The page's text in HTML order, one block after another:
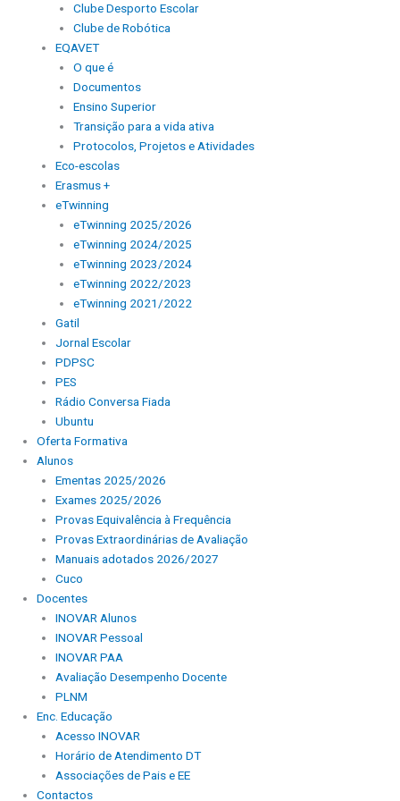
Clube Desporto Escolar
Clube de Robótica
EQAVET
O que é
Documentos
Ensino Superior
Transição para a vida ativa
Protocolos, Projetos e Atividades
Eco-escolas
Erasmus +
eTwinning
eTwinning 2025/2026
eTwinning 2024/2025
eTwinning 2023/2024
eTwinning 2022/2023
eTwinning 2021/2022
Gatil
Jornal Escolar
PDPSC
PES
Rádio Conversa Fiada
Ubuntu
Oferta Formativa
Alunos
Ementas 2025/2026
Exames 2025/2026
Provas Equivalência à Frequência
Provas Extraordinárias de Avaliação
Manuais adotados 2026/2027
Cuco
Docentes
INOVAR Alunos
INOVAR Pessoal
INOVAR PAA
Avaliação Desempenho Docente
PLNM
Enc. Educação
Acesso INOVAR
Horário de Atendimento DT
Associações de Pais e EE
Contactos